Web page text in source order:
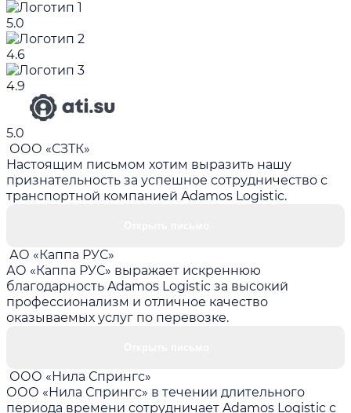
5.0
4.6
4.9
5.0
ООО «СЗТК»
Настоящим письмом хотим выразить нашу
признательность за успешное сотрудничество с
транспортной компанией Adamos Logistic.
АО «Каппа РУС»
АО «Каппа РУС» выражает искреннюю
благодарность Adamos Logistic за высокий
профессионализм и отличное качество
оказываемых услуг по перевозке.
ООО «Нила Спрингс»
ООО «Нила Спрингс» в течении длительного
периода времени сотрудничает Adamos Logistic с